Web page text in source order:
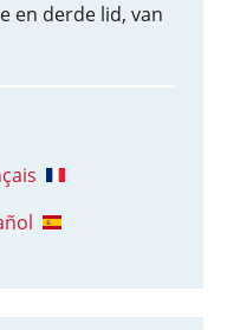
en derde lid, van